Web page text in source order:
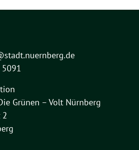
Grünen – Volt Nürnberg
2